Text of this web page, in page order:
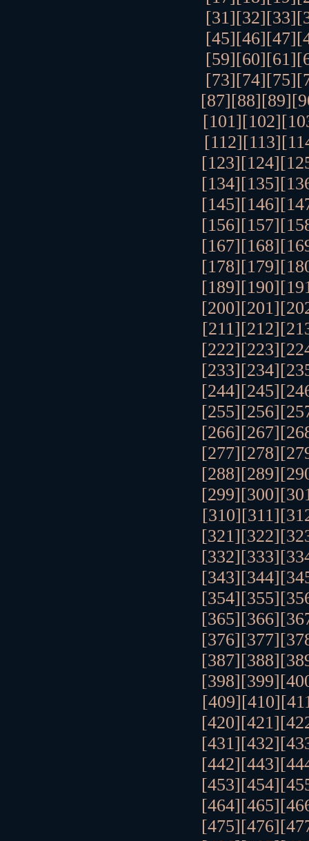
[31][32][33]
[45][46][47]
[59][60][61]
[73][74][75]
[87][88][89]
[101][102]
[112][113]
[123][124]
[134][135]
[145][146]
[156][157]
[167][168]
[178][179]
[189][190]
[200][201]
[211][212]
[222][223]
[233][234]
[244][245]
[255][256]
[266][267]
[277][278]
[288][289]
[299][300]
[310][311]
[321][322]
[332][333]
[343][344]
[354][355]
[365][366]
[376][377]
[387][388]
[398][399]
[409][410]
[420][421]
[431][432]
[442][443]
[453][454]
[464][465]
[475][476]